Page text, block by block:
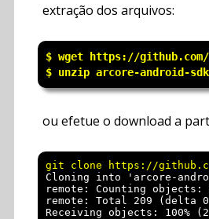
extração dos arquivos:
$ wget https://github.com/
ou efetue o download a
Cloning into 'arcore-
remote: Counting objects:
remote: Total 209 (delta
Receiving objects: 100%